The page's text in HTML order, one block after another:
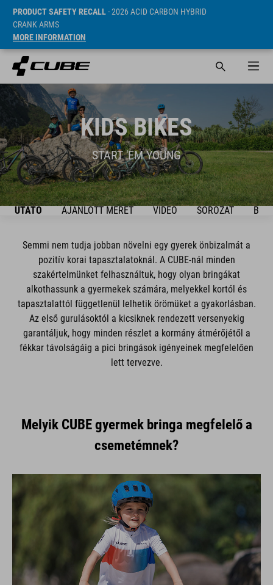
PRODUCT SAFETY RECALL- 2026 ACID CARBON HYBRID
CRANK ARMS
MORE INFORMATION
KIDS BIKES
START 'EM YOUNG
AJÁNLOTT MÉRET VIDEO SOROZAT
Semmi nem tudja jobban növelni egy gyerek önbizalmát a
pozitív korai tapasztalatoknál. A CUBE-nál minden
szakértelmünket felhasználtuk, hogy olyan bringákat
alkothassunk a gyermekek számára, melyekkel kortól és
tapasztalattól függetlenül lelhetik örömüket a gyakorlásban.
Az első gurulásoktól a kicsiknek rendezett versenyekig
garantáljuk, hogy minden részlet a kormány átmérőjétől a
fékkar távolságáig a pici bringások igényeinek megfelelően
lett tervezve.
Melyik CUBE gyermek bringa megfelelő a
csemetémnek?